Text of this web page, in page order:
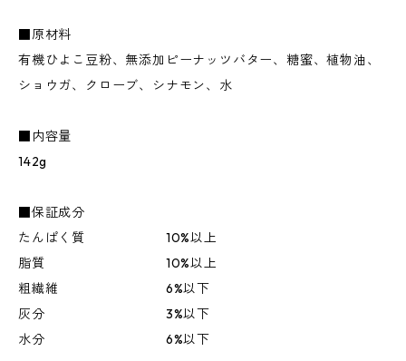
■原材料
有機ひよこ豆粉、無添加ピーナッツバター、糖蜜、植物油、
ショウガ、クローブ、シナモン、水
■内容量
142g
■保証成分
たんぱく質 10%以上
脂質 10%以上
粗繊維 6%以下
灰分 3%以下
水分 6%以下